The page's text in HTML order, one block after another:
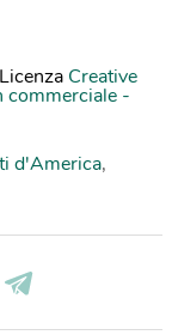
Creative
commerciale -
d'America,